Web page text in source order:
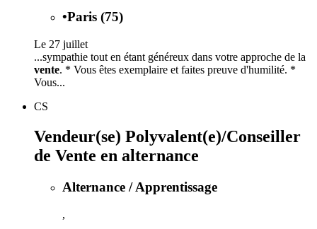
•Paris (75)
Le 27 juillet
...sympathie tout en étant généreux dans votre approche de la
vente. * Vous êtes exemplaire et faites preuve d'humilité. *
Vous...
CS
Vendeur(se) Polyvalent(e)/Conseiller
de Vente en alternance
Alternance / Apprentissage
,